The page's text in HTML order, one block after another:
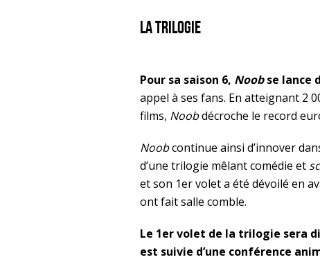
La trilogie
Pour sa saison 6, Noobse lance
appel à ses fans. En atteignant 2
films, Noobdécroche le record
Noobcontinue ainsi d’innover
d’une trilogie mêlant comédie et
et son 1er volet a été dévoilé en
ont fait salle comble.
Le 1er volet de la trilogie sera
est suivie d’une conférence